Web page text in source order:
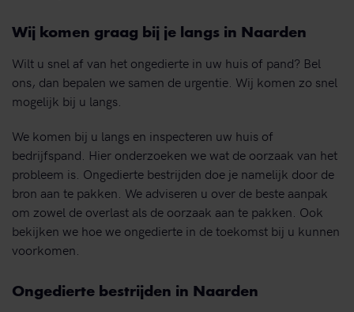
Wij komen graag bij je langs in Naarden
Wilt u snel af van het ongedierte in uw huis of pand? Bel
ons, dan bepalen we samen de urgentie. Wij komen zo snel
mogelijk bij u langs.
We komen bij u langs en inspecteren uw huis of
bedrijfspand. Hier onderzoeken we wat de oorzaak van het
probleem is. Ongedierte bestrijden doe je namelijk door de
bron aan te pakken. We adviseren u over de beste aanpak
om zowel de overlast als de oorzaak aan te pakken. Ook
bekijken we hoe we ongedierte in de toekomst bij u kunnen
voorkomen.
Ongedierte bestrijden in Naarden